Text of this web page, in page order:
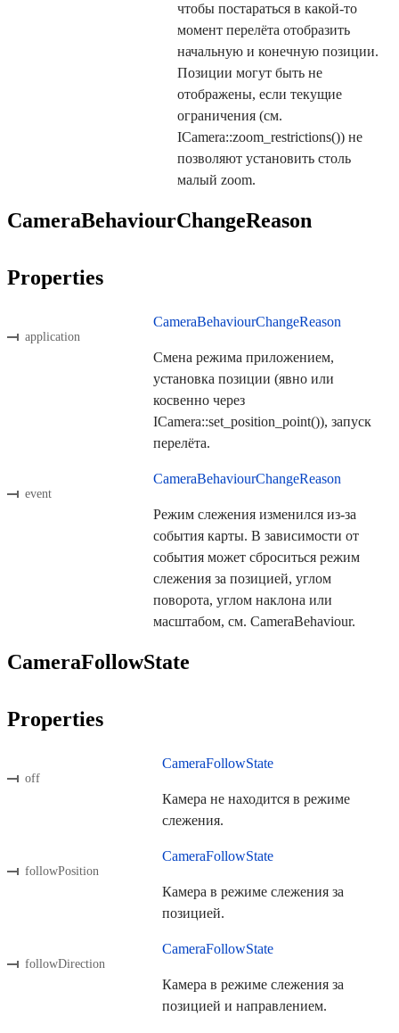
чтобы постараться в какой-то
момент перелёта отобразить
начальную и конечную позиции.
Позиции могут быть не
отображены, если текущие
ограничения (см.
ICamera::zoom_restrictions()) не
позволяют установить столь
малый zoom.
CameraBehaviourChangeReason
Properties
application
CameraBehaviourChangeReason
Смена режима приложением,
установка позиции (явно или
косвенно через
ICamera::set_position_point()), запуск
перелёта.
event
CameraBehaviourChangeReason
Режим слежения изменился из-за
события карты. В зависимости от
события может сброситься режим
слежения за позицией, углом
поворота, углом наклона или
масштабом, см. CameraBehaviour.
CameraFollowState
Properties
off
CameraFollowState
Камера не находится в режиме
слежения.
followPosition
CameraFollowState
Камера в режиме слежения за
позицией.
followDirection
CameraFollowState
Камера в режиме слежения за
позицией и направлением.